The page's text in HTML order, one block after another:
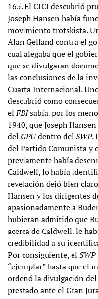
165. El CICI descubrió
Joseph Hansen había
movimiento trotskista.
Alan Gelfand contra el
cual alegaba que el
que se divulgaran
las conclusiones de la
Cuarta Internacional.
descubrió como
elFBIsabía, por los
1940, que Joseph
del GPUdentro del SWP.
del Partido Comunista y
previamente había
Caldwell, lo había
revelación dejó bien
Hansen y los dirigentes
apasionadamente a
hubieran admitido que
acerca de Caldwell, le
credibilidad a su
Por consiguiente, el SWP
“ejemplar” hasta que el
ordenó la divulgación
prestado ante el Gran